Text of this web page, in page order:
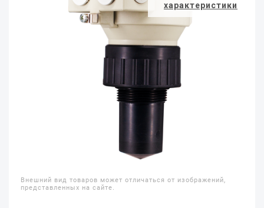
характеристики
Внешний вид товаров может отличаться от изображений,
представленных на сайте.